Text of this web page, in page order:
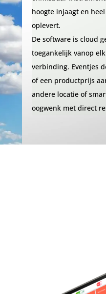
hoogte injaagt en
oplevert.
De software is cloud
toegankelijk vanop
verbinding. Eventjes
of een productprijs
andere locatie of
oogwenk met direct